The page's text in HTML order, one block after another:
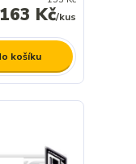
163 Kč/kus
košíku